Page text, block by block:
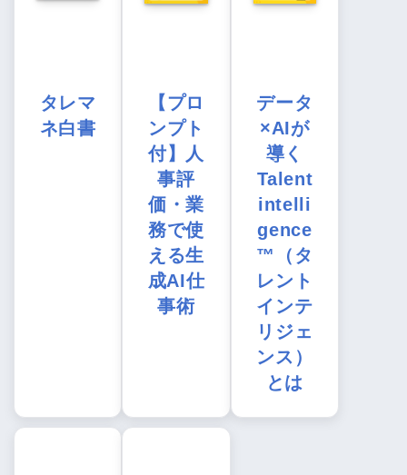
タレマ
ネ白書
【プロ
ンプト
付】人
事評
価・業
務で使
える生
成AI仕
事術
データ
×AIが
導く
Talent
intelli
gence
™（タ
レント
インテ
リジェ
ンス）
とは